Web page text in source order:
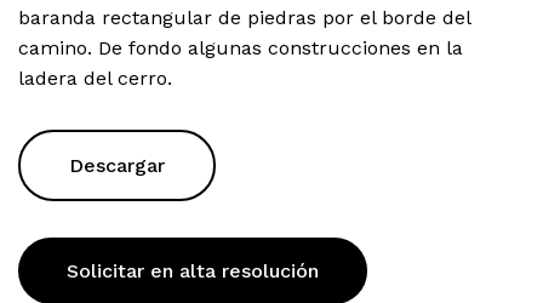
baranda rectangular de piedras por el borde del
camino. De fondo algunas construcciones en la
ladera del cerro.
Descargar
Solicitar en alta resolución